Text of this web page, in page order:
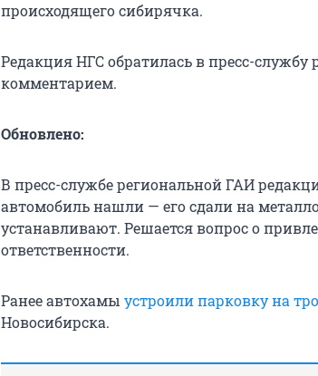
происходящего сибирячка.
Редакция НГС обратилась в пресс-службу
комментарием.
Обновлено:
В пресс-службе региональной ГАИ
автомобиль нашли — его сдали на
устанавливают. Решается вопрос о
ответственности.
Ранее автохамы устроили парковку на
Новосибирска.